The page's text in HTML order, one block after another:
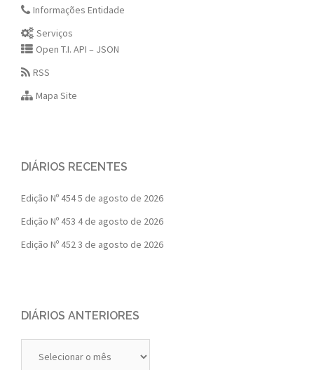
Informações Entidade
Serviços
Open T.I. API – JSON
RSS
Mapa Site
DIÁRIOS RECENTES
Edição Nº 4545 de agosto de 2026
Edição Nº 453 4 de agosto de 2026
Edição Nº 4523 de agosto de 2026
DIÁRIOS ANTERIORES
Anteriores